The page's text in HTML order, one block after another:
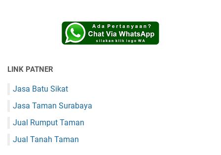
LINK PATNER
Jasa Batu Sikat
Jasa Taman Surabaya
Jual Rumput Taman
Jual Tanah Taman